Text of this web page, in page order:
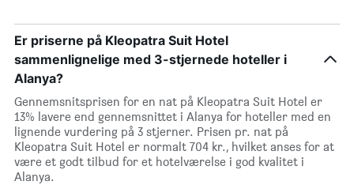
Er priserne på Kleopatra Suit Hotel
sammenlignelige med 3-stjernede hoteller i
Alanya?
Gennemsnitsprisen for en nat på Kleopatra Suit Hotel er
13% lavere end gennemsnittet i Alanya for hoteller med en
lignende vurdering på 3 stjerner. Prisen pr. nat på
Kleopatra Suit Hotel er normalt 704 kr., hvilket anses for at
være et godt tilbud for et hotelværelse i god kvalitet i
Alanya.